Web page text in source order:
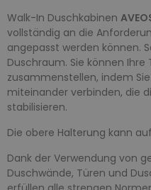
Walk-In Duschkabinen
vollständig an die
angepasst werden können.
Duschraum. Sie können
zusammenstellen, indem
miteinander verbinden, die
stabilisieren.
Die obere Halterung kann
Dank der Verwendung von
Duschwände, Türen und